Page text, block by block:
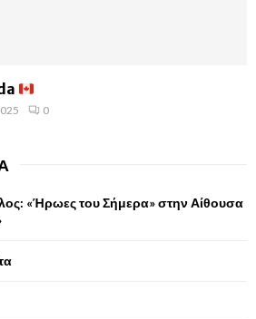
0
«Ήρωες του Σήμερα» στην Αίθουσα